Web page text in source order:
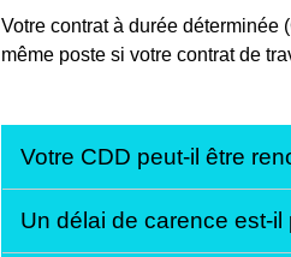
Votre contrat à durée
même poste si votre contrat de
Votre CDD peut-il être
Un délai de carence est-